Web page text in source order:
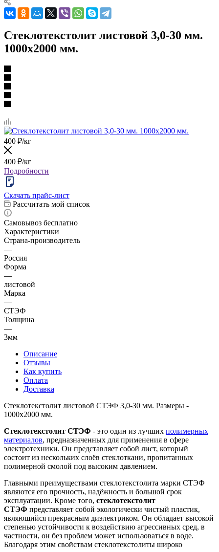
Стеклотекстолит листовой 3,0-30 мм.
1000х2000 мм.
400 ₽/кг
400 ₽/кг
Подробности
Скачать прайс-лист
Рассчитать мой список
Самовывоз бесплатно
Характеристики
Страна-производитель
—
Россия
Форма
—
листовой
Марка
—
СТЭФ
Толщина
—
3мм
Описание
Отзывы
Как купить
Оплата
Доставка
Стеклотекстолит листовой СТЭФ 3,0-30 мм. Размеры -
1000х2000 мм.
Стеклотекстолит СТЭФ - это один из лучших полимерных
материалов, предназначенных для применения в сфере
электротехники. Он представляет собой лист, который
состоит из нескольких слоёв стеклоткани, пропитанных
полимерной смолой под высоким давлением.
Главными преимуществами стеклотекстолита марки СТЭФ
являются его прочность, надёжность и большой срок
эксплуатации. Кроме того, стеклотекстолит
СТЭФ представляет собой экологически чистый пластик,
являющийся прекрасным диэлектриком. Он обладает высокой
степенью устойчивости к воздействию агрессивных сред, в
частности, он без проблем может использоваться в воде.
Благодаря этим свойствам стеклотекстолиты широко